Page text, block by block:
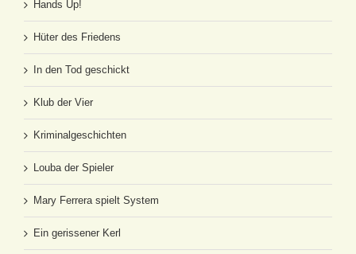
Hands Up!
Hüter des Friedens
In den Tod geschickt
Klub der Vier
Kriminalgeschichten
Louba der Spieler
Mary Ferrera spielt System
Ein gerissener Kerl